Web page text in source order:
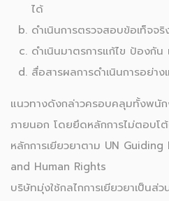
ได้
ดำเนินการตรวจสอบข้อเท็จจริ
ดำเนินมาตรการแก้ไข ป้องกัน
สื่อสารผลการดำเนินการอย่าง
แนวทางดังกล่าวครอบคลุมทั้งพนั
ภายนอก โดยยึดหลักการไม่ตอบโ
หลักการเยียวยาตาม UN
and Human Rights
บริษัทมุ่งใช้กลไกการเยียวยาเป็น